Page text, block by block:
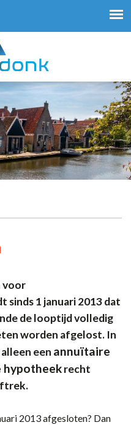
voor
1 januari 2013 dat
de looptijd volledig
worden afgelost. In
een annuïtaire
hypotheekrecht
2013 afgesloten? Dan